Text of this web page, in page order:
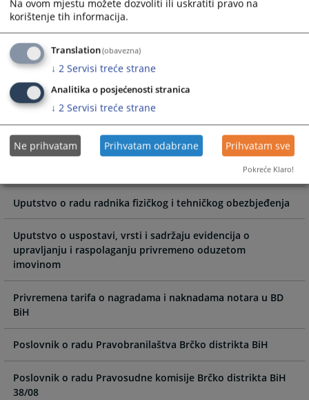
naknadu sudija i tužilaca...
Pravilnik o određivanju prekobrojnosti
Pravilnik o kategorijama, izboru, pravima i obavezama
edukatora koje angažuje Pravosudna komisija Brčko
distrikta BiH
Odluka o uslovima i načinu vršenja video nadzora
Uputstvo o radu radnika fizičkog i tehničkog obezbjeđenja
Uputstvo o uspostavi, vrsti i sadržaju evidencija o
upravljanju i raspolaganju privremeno oduzetom
imovinom
Privremena tarifa o nagradama i naknadama notara u BD
BiH
Poslovnik o radu Pravobranilaštva Brčko distrikta BiH
Poslovnik o radu Pravosudne komisije Brčko distrikta BiH
38/08
Na ovom mjestu možete dozvoliti ili uskratiti pravo na
korištenje tih informacija.
Translation(obavezna)
↓ 2 Servisi treće strane
Analitika o posjećenosti stranica
↓ 2 Servisi treće strane
Ne prihvatam Prihvatam odabrane Prihvatam sve
Pokreće Klaro!